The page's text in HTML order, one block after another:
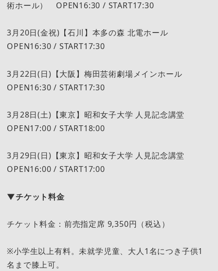
術ホール） OPEN16:30 / START17:30
3月20日(金祝)【石川】本多の森 北電ホール
OPEN16:30 / START17:30
3月22日(日)【大阪】梅⽥芸術劇場メインホール
OPEN16:30 / START17:30
3月28日(土)【東京】昭和女子大学 人見記念講堂
OPEN17:00 / START18:00
3月29日(日)【東京】昭和女子大学 人見記念講堂
OPEN16:00 / START17:00
▼チケット料金
チケット料金：前売指定席 9,350円（税込）
※小学生以上有料。未就学児童、大人1名につき子供1
名まで膝上可。